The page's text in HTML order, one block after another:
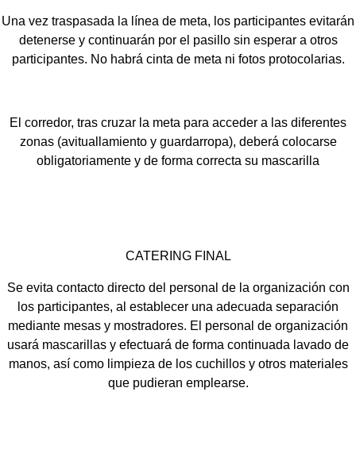
Una vez traspasada la línea de meta, los participantes evitarán
detenerse y continuarán por el pasillo sin esperar a otros
participantes. No habrá cinta de meta ni fotos protocolarias.
El corredor, tras cruzar la meta para acceder a las diferentes
zonas (avituallamiento y guardarropa), deberá colocarse
obligatoriamente y de forma correcta su mascarilla
CATERING FINAL
Se evita contacto directo del personal de la organización con
los participantes, al establecer una adecuada separación
mediante mesas y mostradores. El personal de organización
usará mascarillas y efectuará de forma continuada lavado de
manos, así como limpieza de los cuchillos y otros materiales
que pudieran emplearse.